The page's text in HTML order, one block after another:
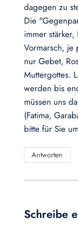
dagegen zu
Die
immer
Vormarsch, je
nur Gebet,
Muttergottes.
werden bis
müssen uns
(Fatima,
bitte für Sie
Antworten
Schreibe